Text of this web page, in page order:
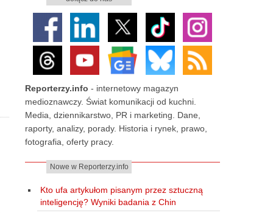
Reporterzy.info - internetowy magazyn
medioznawczy. Świat komunikacji od kuchni.
Media, dziennikarstwo, PR i marketing. Dane,
raporty, analizy, porady. Historia i rynek, prawo,
fotografia, oferty pracy.
Nowe w Reporterzy.info
Kto ufa artykułom pisanym przez sztuczną
inteligencję? Wyniki badania z Chin